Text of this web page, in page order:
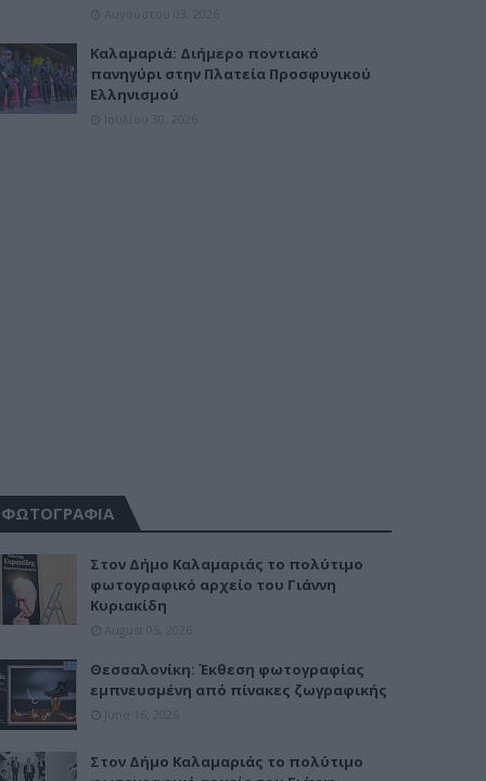
Καλαμαριά: Διήμερο ποντιακό
πανηγύρι στην Πλατεία Προσφυγικού
Ελληνισμού
ΦΩΤΟΓΡΑΦΙΑ
Στον Δήμο Καλαμαριάς το πολύτιμο
φωτογραφικό αρχείο του Γιάννη
Κυριακίδη
Θεσσαλονίκη: Έκθεση φωτογραφίας
εμπνευσμένη από πίνακες ζωγραφικής
Στον Δήμο Καλαμαριάς το πολύτιμο